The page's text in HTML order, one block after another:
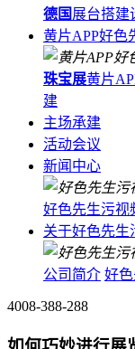
德国 展台搭建
黄片APP好色
珠宝展黄片
建
主场承建
活动会议
新闻中心
好色先生污视
关于好色先生
公司简介 好
4008-388-288